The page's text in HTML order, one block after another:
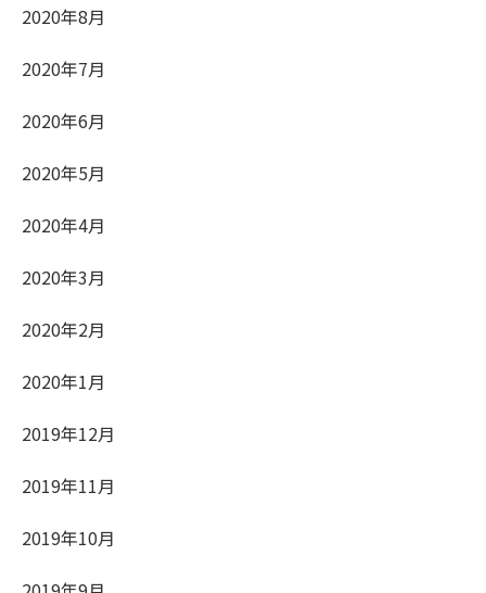
2020年8月
2020年7月
2020年6月
2020年5月
2020年4月
2020年3月
2020年2月
2020年1月
2019年12月
2019年11月
2019年10月